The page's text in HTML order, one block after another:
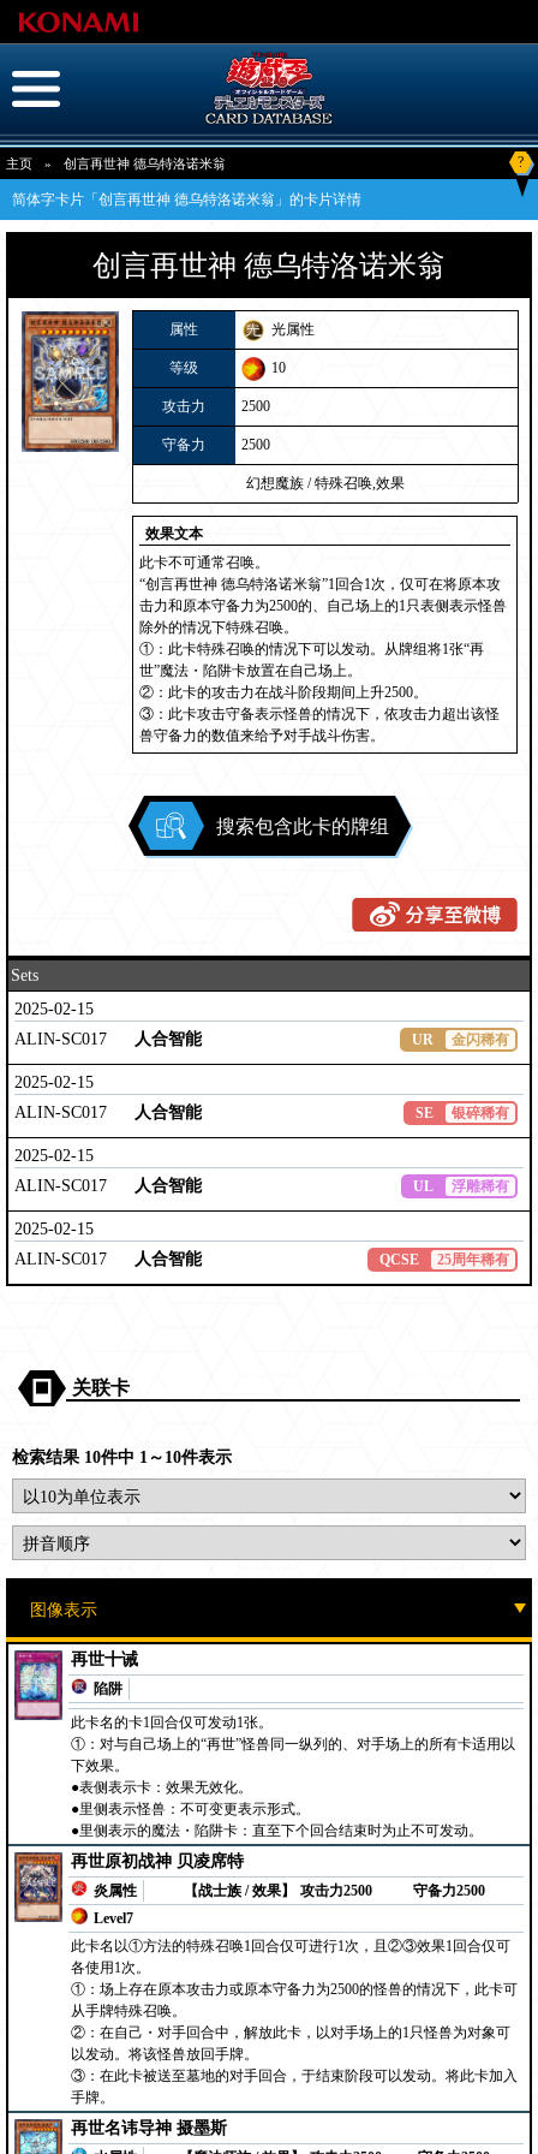
主页 » 创言再世神 德乌特洛诺米翁 ?
简体字卡片「创言再世神 德乌特洛诺米翁」的卡片详情
创言再世神 德乌特洛诺米翁
属性 光属性
等级 10
攻击力 2500
守备力 2500
幻想魔族 / 特殊召唤,效果
效果文本
此卡不可通常召唤。
“创言再世神 德乌特洛诺米翁”1回合1次，仅可在将原本攻
击力和原本守备力为2500的、自己场上的1只表侧表示怪兽
除外的情况下特殊召唤。
①：此卡特殊召唤的情况下可以发动。从牌组将1张“再
世”魔法・陷阱卡放置在自己场上。
②：此卡的攻击力在战斗阶段期间上升2500。
③：此卡攻击守备表示怪兽的情况下，依攻击力超出该怪
兽守备力的数值来给予对手战斗伤害。
搜索包含此卡的牌组
Sets
2025-02-15
ALIN-SC017
人合智能 UR 金闪稀有
2025-02-15
ALIN-SC017
人合智能 SE 银碎稀有
2025-02-15
ALIN-SC017
人合智能 UL 浮雕稀有
2025-02-15
ALIN-SC017
人合智能 QCSE 25周年稀有
关联卡
检索结果 10件中 1～10件表示
再世十诫
陷阱
此卡名的卡1回合仅可发动1张。
①：对与自己场上的“再世”怪兽同一纵列的、对手场上的所有卡适用以
下效果。
●表侧表示卡：效果无效化。
●里侧表示怪兽：不可变更表示形式。
●里侧表示的魔法・陷阱卡：直至下个回合结束时为止不可发动。
再世原初战神 贝凌席特
炎属性
【战士族 / 效果】
Level7
攻击力2500 守备力2500
此卡名以①方法的特殊召唤1回合仅可进行1次，且②③效果1回合仅可
各使用1次。
①：场上存在原本攻击力或原本守备力为2500的怪兽的情况下，此卡可
从手牌特殊召唤。
②：在自己・对手回合中，解放此卡，以对手场上的1只怪兽为对象可
以发动。将该怪兽放回手牌。
③：在此卡被送至墓地的对手回合，于结束阶段可以发动。将此卡加入
手牌。
再世名讳导神 摄墨斯